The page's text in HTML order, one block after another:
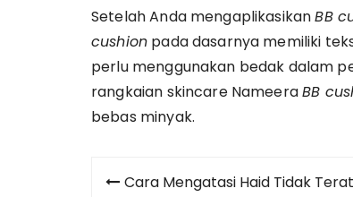
Setelah Anda mengaplikasikanBB
cushion pada dasarnya memiliki
perlu menggunakan bedak dalam
rangkaian skincare NameeraBB
bebas minyak.
PostCara Mengatasi Haid Tidak